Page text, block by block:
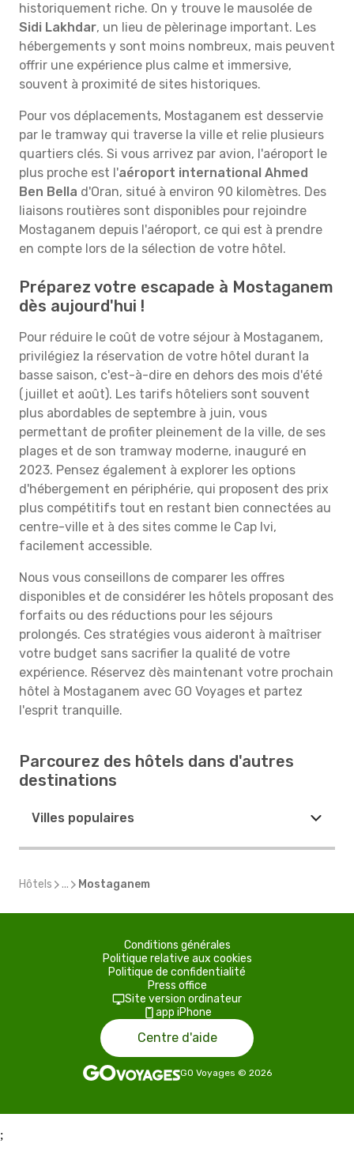
historiquement riche. On y trouve le mausolée de
Sidi Lakhdar, un lieu de pèlerinage important. Les
hébergements y sont moins nombreux, mais peuvent
offrir une expérience plus calme et immersive,
souvent à proximité de sites historiques.
Pour vos déplacements, Mostaganem est desservie
par le tramway qui traverse la ville et relie plusieurs
quartiers clés. Si vous arrivez par avion, l'aéroport le
plus proche est l'aéroport international Ahmed
Ben Bella d'Oran, situé à environ 90 kilomètres. Des
liaisons routières sont disponibles pour rejoindre
Mostaganem depuis l'aéroport, ce qui est à prendre
en compte lors de la sélection de votre hôtel.
Préparez votre escapade à Mostaganem
dès aujourd'hui !
Pour réduire le coût de votre séjour à Mostaganem,
privilégiez la réservation de votre hôtel durant la
basse saison, c'est-à-dire en dehors des mois d'été
(juillet et août). Les tarifs hôteliers sont souvent
plus abordables de septembre à juin, vous
permettant de profiter pleinement de la ville, de ses
plages et de son tramway moderne, inauguré en
2023. Pensez également à explorer les options
d'hébergement en périphérie, qui proposent des prix
plus compétitifs tout en restant bien connectées au
centre-ville et à des sites comme le Cap Ivi,
facilement accessible.
Nous vous conseillons de comparer les offres
disponibles et de considérer les hôtels proposant des
forfaits ou des réductions pour les séjours
prolongés. Ces stratégies vous aideront à maîtriser
votre budget sans sacrifier la qualité de votre
expérience. Réservez dès maintenant votre prochain
hôtel à Mostaganem avec GO Voyages et partez
l'esprit tranquille.
Parcourez des hôtels dans d'autres
destinations
Villes populaires
Hôtels ... Mostaganem
Conditions générales
Politique relative aux cookies
Politique de confidentialité
Press office
Site version ordinateur
app iPhone
Centre d'aide
GO Voyages © 2026
;